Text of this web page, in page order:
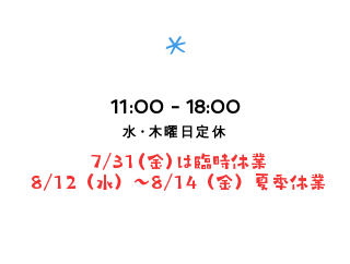
*
11 :00 - 18:00
水・ 木曜日定休
7/31(金)は臨時休業
8/12（水）〜8/14（金）夏季休業